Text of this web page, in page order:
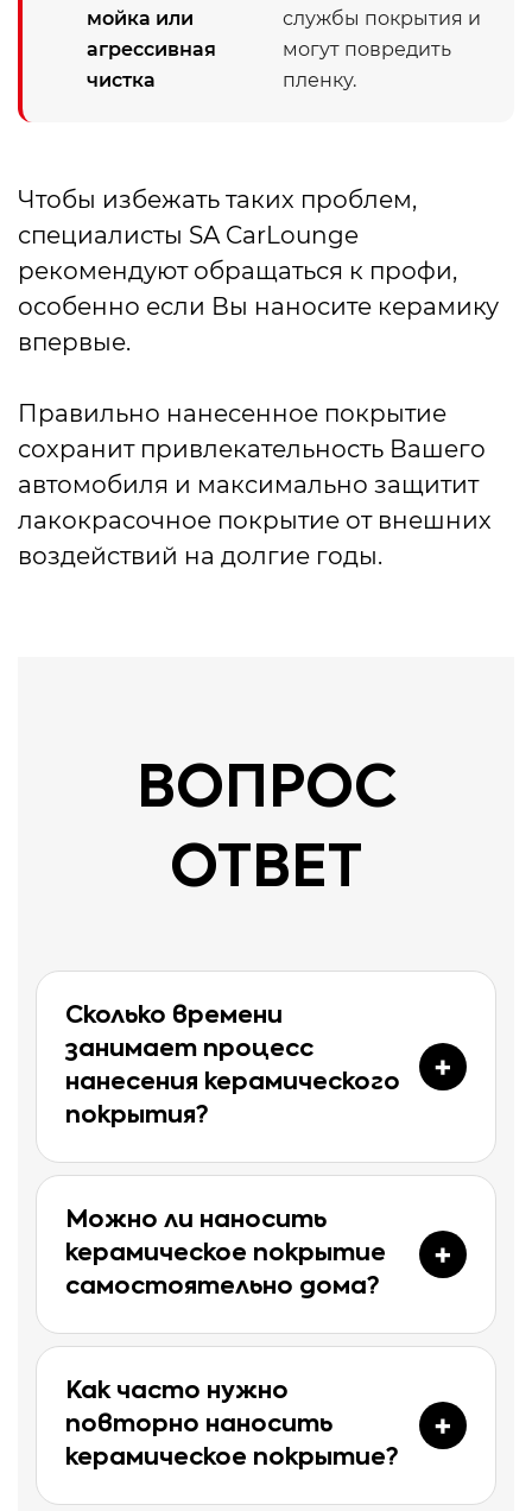
мойка или
агрессивная
чистка
службы покрытия и
могут повредить
пленку.
Чтобы избежать таких проблем,
специалисты SA CarLounge
рекомендуют обращаться к профи,
особенно если Вы наносите керамику
впервые.
Правильно нанесенное покрытие
сохранит привлекательность Вашего
автомобиля и максимально защитит
лакокрасочное покрытие от внешних
воздействий на долгие годы.
ВОПРОС
ОТВЕТ
Сколько времени
занимает процесс
нанесения керамического
покрытия?
Можно ли наносить
керамическое покрытие
самостоятельно дома?
Как часто нужно
повторно наносить
керамическое покрытие?